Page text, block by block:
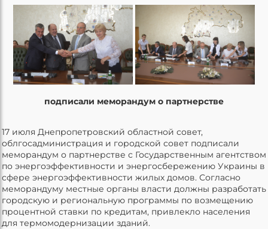
подписали меморандум о партнерстве
17 июля Днепропетровский областной совет,
облгосадминистрация и городской совет подписали
меморандум о партнерстве с Государственным агентством
по энергоэффективности и энергосбережению Украины в
сфере энергоэффективности жилых домов. Согласно
меморандуму местные органы власти должны разработать
городскую и региональную программы по возмещению
процентной ставки по кредитам, привлекло населения
для термомодернизации зданий.